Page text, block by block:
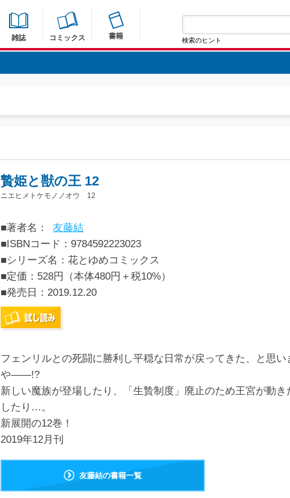
雑誌 コミックス 書籍 検索のヒント
贄姫と獣の王 12
ニエヒメトケモノノオウ 12
■著者名：
友藤結
■ISBNコード：9784592223023
■シリーズ名：花とゆめコミックス
■定価：528円（本体480円＋税10%）
■発売日： 2019.12.20
フェンリルとの死闘に勝利し平穏な日常が戻ってきた、と思い
や――!?
新しい魔族が登場したり、「生贄制度」廃止のため王宮が動き
したり…。
新展開の12巻！
2019年12月刊
友藤結の書籍一覧